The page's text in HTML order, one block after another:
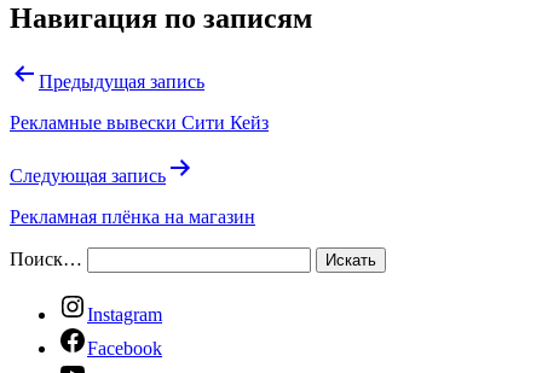
Навигация по записям
Предыдущая запись
Рекламные вывески Сити Кейз
Следующая запись
Рекламная плёнка на магазин
Поиск…
Instagram
Facebook